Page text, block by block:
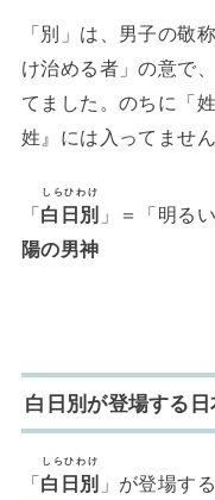
「別」は、男子の敬
け治める者」の意で
てました。のちに「
姓』には入ってません
「白日別
しらひわけ
」＝「明る
陽の男神
白日別が登場する
「白日別
しらひわけ
」が登場す